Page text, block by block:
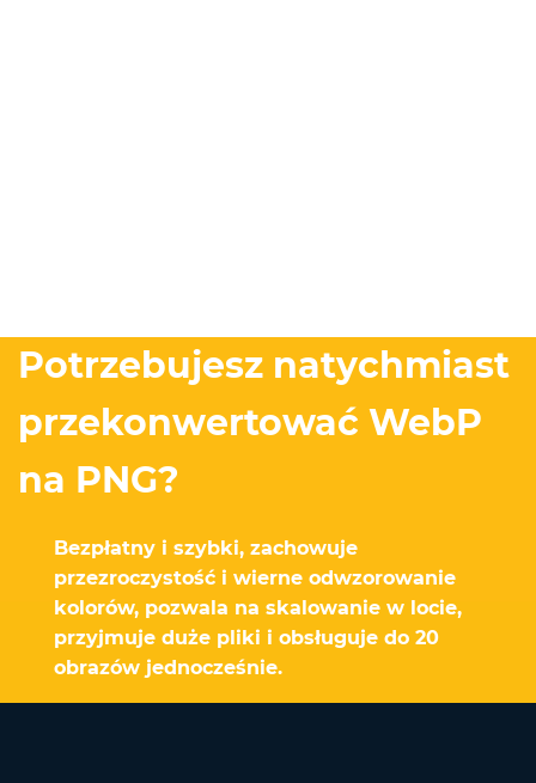
Potrzebujesz natychmiast
przekonwertować WebP
na PNG?
Bezpłatny i szybki, zachowuje
przezroczystość i wierne odwzorowanie
kolorów, pozwala na skalowanie w locie,
przyjmuje duże pliki i obsługuje do 20
obrazów jednocześnie.